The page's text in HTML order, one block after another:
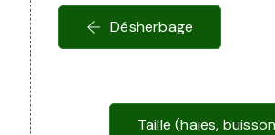
Désherbage
Taille (haies,